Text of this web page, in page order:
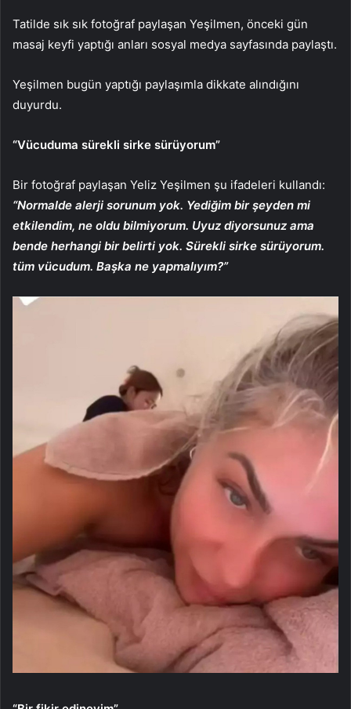
Tatilde sık sık fotoğraf paylaşan Yeşilmen, önceki gün
masaj keyfi yaptığı anları sosyal medya sayfasında paylaştı.
Yeşilmen bugün yaptığı paylaşımla dikkate alındığını
duyurdu.
“Vücuduma sürekli sirke sürüyorum”
Bir fotoğraf paylaşan Yeliz Yeşilmen şu ifadeleri kullandı:
“Normalde alerji sorunum yok. Yediğim bir şeyden mi
etkilendim, ne oldu bilmiyorum. Uyuz diyorsunuz ama
bende herhangi bir belirti yok. Sürekli sirke sürüyorum.
tüm vücudum. Başka ne yapmalıyım?”